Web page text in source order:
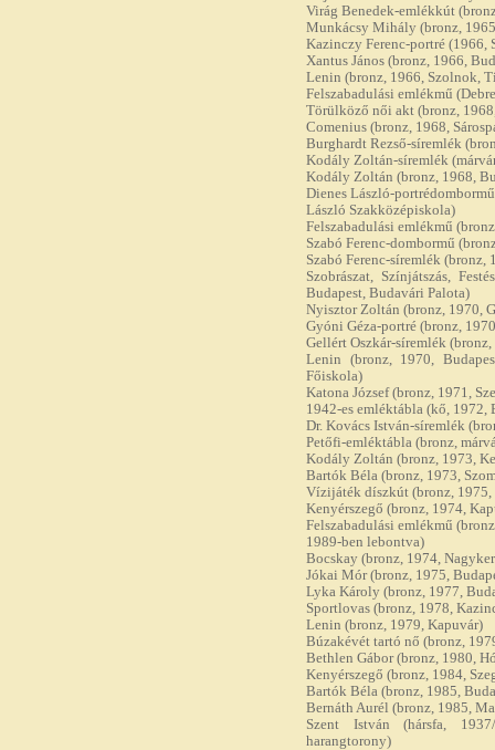
Virág Benedek-emlékkút
Munkácsy Mihály (bronz,
Kazinczy Ferenc-portré (1966,
Xantus János (bronz, 1966,
Lenin (bronz, 1966, Szolnok,
Felszabadulási emlékmű
Törülköző női akt (bronz,
Comenius (bronz, 1968,
Burghardt Rezső-síremlék
Kodály Zoltán-síremlék
Kodály Zoltán (bronz, 1968,
Dienes László-
László Szakközépiskola)
Felszabadulási emlékmű
Szabó Ferenc-dombormű
Szabó Ferenc-síremlék (bronz,
Szobrászat, Színjátszás,
Budapest, Budavári Palota)
Nyisztor Zoltán (bronz, 1970,
Gyóni Géza-portré (bronz,
Gellért Oszkár-síremlék
Lenin (bronz, 1970,
Főiskola)
Katona József (bronz, 1971,
1942-es emléktábla (kő, 1972,
Dr. Kovács István-síremlék
Petőfi-emléktábla (bronz,
Kodály Zoltán (bronz, 1973,
Bartók Béla (bronz, 1973,
Vízijáték díszkút (bronz, 1975,
Kenyérszegő (bronz, 1974,
Felszabadulási emlékmű
1989-ben lebontva)
Bocskay (bronz, 1974,
Jókai Mór (bronz, 1975,
Lyka Károly (bronz, 1977,
Sportlovas (bronz, 1978,
Lenin (bronz, 1979, Kapuvár)
Búzakévét tartó nő (bronz,
Bethlen Gábor (bronz, 1980,
Kenyérszegő (bronz, 1984,
Bartók Béla (bronz, 1985,
Bernáth Aurél (bronz, 1985,
Szent István (hársfa, 1937/
harangtorony)